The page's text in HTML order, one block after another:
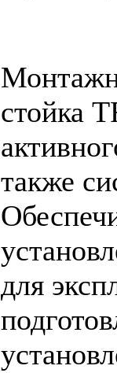
стойка
также
для